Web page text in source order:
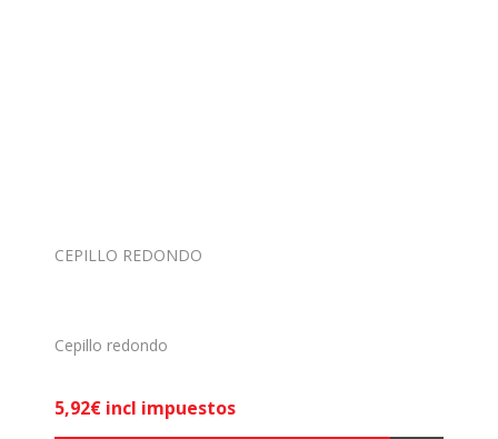
CEPILLO REDONDO
Cepillo redondo
5,92€ incl impuestos